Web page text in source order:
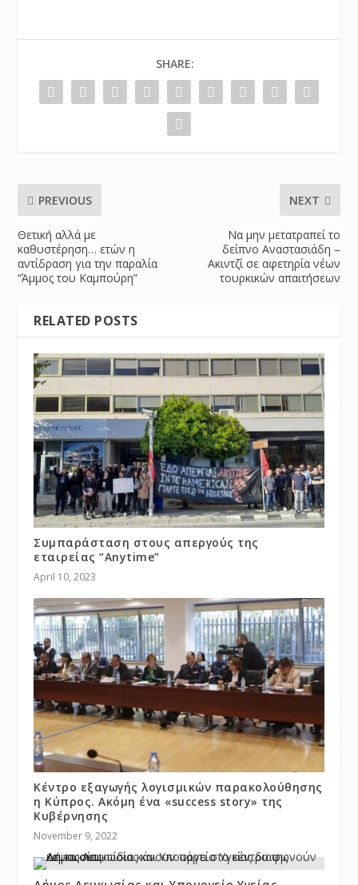
SHARE:
PREVIOUS
Θετική αλλά με
καθυστέρηση… ετών η
αντίδραση για την παραλία
“Άμμος του Καμπούρη”
NEXT
Να μην μετατραπεί το
δείπνο Αναστασιάδη –
Ακιντζί σε αφετηρία νέων
τουρκικών απαιτήσεων
RELATED POSTS
Συμπαράσταση στους απεργούς της
εταιρείας “Anytime”
April 10, 2023
Κέντρο εξαγωγής λογισμικών παρακολούθησης
η Κύπρος. Ακόμη ένα «success story» της
Κυβέρνησης
November 9, 2022